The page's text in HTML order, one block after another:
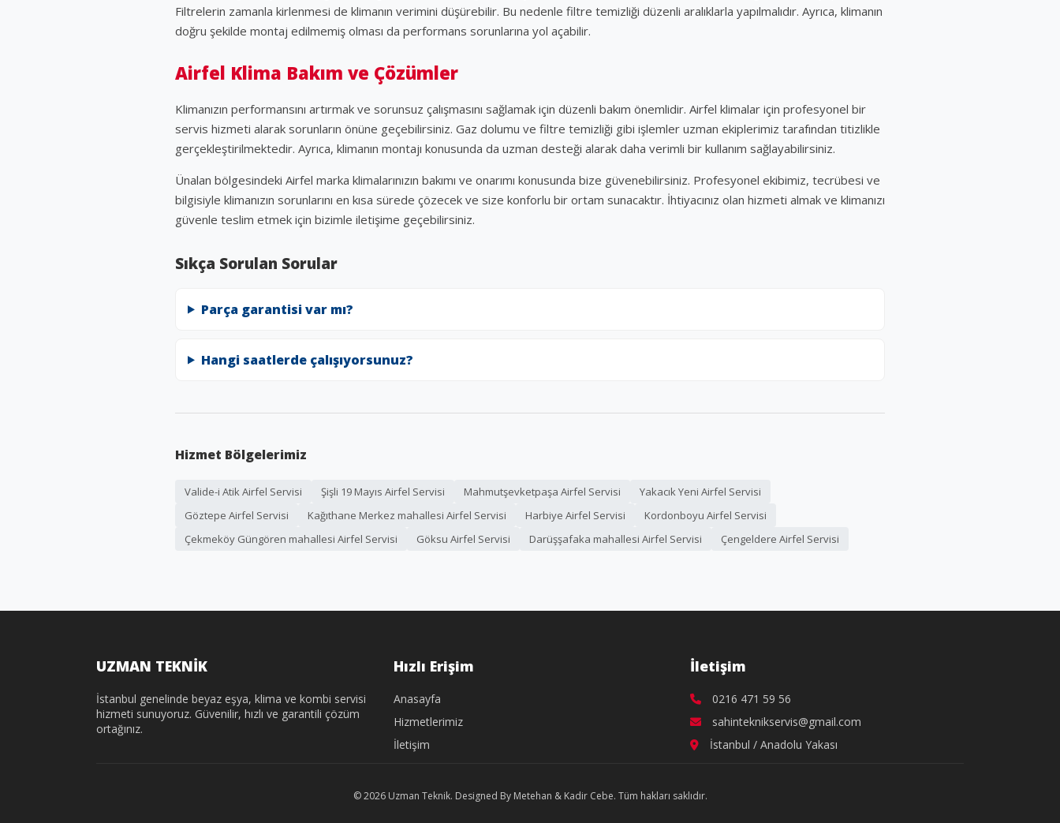
Filtrelerin zamanla kirlenmesi de klimanın verimini düşürebilir. Bu nedenle filtre temizliği düzenli aralıklarla yapılmalıdır. Ayrıca, klimanın
doğru şekilde montaj edilmemiş olması da performans sorunlarına yol açabilir.
Airfel Klima Bakım ve Çözümler
Klimanızın performansını artırmak ve sorunsuz çalışmasını sağlamak için düzenli bakım önemlidir. Airfel klimalar için profesyonel bir
servis hizmeti alarak sorunların önüne geçebilirsiniz. Gaz dolumu ve filtre temizliği gibi işlemler uzman ekiplerimiz tarafından titizlikle
gerçekleştirilmektedir. Ayrıca, klimanın montajı konusunda da uzman desteği alarak daha verimli bir kullanım sağlayabilirsiniz.
Ünalan bölgesindeki Airfel marka klimalarınızın bakımı ve onarımı konusunda bize güvenebilirsiniz. Profesyonel ekibimiz, tecrübesi ve
bilgisiyle klimanızın sorunlarını en kısa sürede çözecek ve size konforlu bir ortam sunacaktır. İhtiyacınız olan hizmeti almak ve klimanızı
güvenle teslim etmek için bizimle iletişime geçebilirsiniz.
Sıkça Sorulan Sorular
Parça garantisi var mı?
Hangi saatlerde çalışıyorsunuz?
Hizmet Bölgelerimiz
Valide-i Atik Airfel Servisi Şişli 19 Mayıs Airfel Servisi Mahmutşevketpaşa Airfel Servisi
Yakacık Yeni Airfel Servisi
Göztepe Airfel Servisi
Kağıthane Merkez mahallesi Airfel Servisi Harbiye Airfel Servisi
Kordonboyu Airfel Servisi
Çekmeköy Güngören mahallesi Airfel Servisi
Göksu Airfel Servisi Darüşşafaka mahallesi Airfel Servisi Çengeldere Airfel Servisi
UZMAN TEKNİK
İstanbul genelinde beyaz eşya, klima ve kombi servisi
hizmeti sunuyoruz. Güvenilir, hızlı ve garantili çözüm
ortağınız.
Hızlı Erişim
Anasayfa
Hizmetlerimiz
İletişim
İletişim
0216 471 59 56
sahinteknikservis@gmail.com
İstanbul / Anadolu Yakası
© 2026 Uzman Teknik. Designed By Metehan & Kadir Cebe. Tüm hakları saklıdır.